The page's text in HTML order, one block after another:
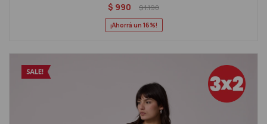
$ 990 $1.190
16